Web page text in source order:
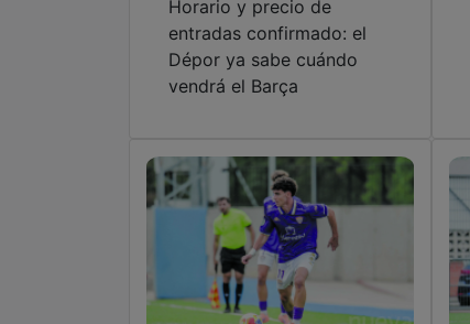
Horario y precio de
entradas confirmado: el
Dépor ya sabe cuándo
vendrá el Barça